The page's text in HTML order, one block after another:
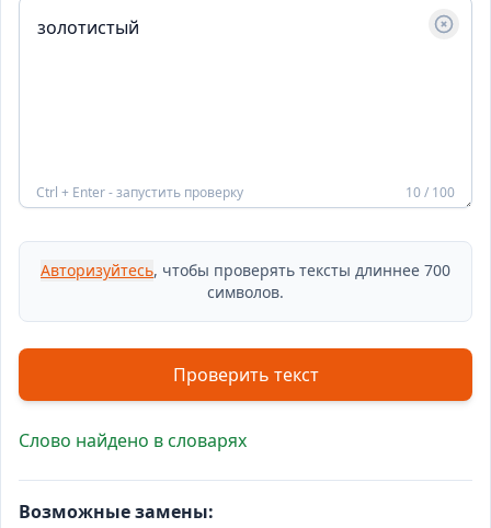
Ctrl + Enter - запустить проверку 10 / 100
Авторизуйтесь, чтобы проверять тексты длиннее 700
символов.
Проверить текст
Слово найдено в словарях
Возможные замены: